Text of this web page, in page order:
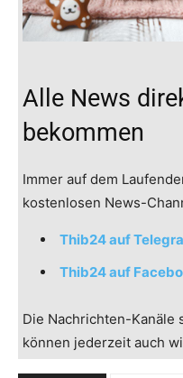
Alle News
bekommen
Immer auf dem
kostenlosen News-
Thib24 auf
Thib24 auf
Die Nachrichten-Kanäle
können jederzeit auch